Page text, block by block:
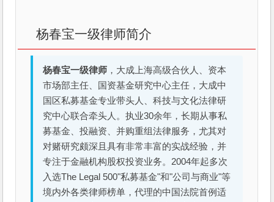
杨春宝一级律师简介
杨春宝一级律师 ，大成上海高级合伙人、资本
市场部主任、国资基金研究中心主任，大成中
国区私募基金专业带头人、科技与文化法律研
究中心联合牵头人。执业30余年，长期从事私
募基金、投融资、并购重组法律服务，尤其对
对赌研究颇深且具有非常丰富的实战经验，并
专注于金融机构股权投资业务。2004年起多次
入选The Legal 500"私募基金"和"公司与商业"等
境内外各类律师榜单，代理的中国法院首例适